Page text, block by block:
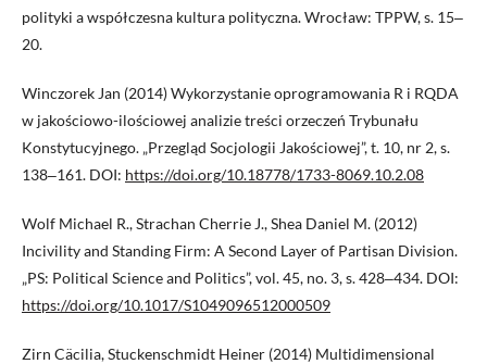
polityki a współczesna kultura polityczna. Wrocław: TPPW, s. 15‒
20.
Winczorek Jan (2014) Wykorzystanie oprogramowania R i RQDA
w jakościowo-ilościowej analizie treści orzeczeń Trybunału
Konstytucyjnego. „Przegląd Socjologii Jakościowej”, t. 10, nr 2, s.
138‒161. DOI: https://doi.org/10.18778/1733-8069.10.2.08
Wolf Michael R., Strachan Cherrie J., Shea Daniel M. (2012)
Incivility and Standing Firm: A Second Layer of Partisan Division.
„PS: Political Science and Politics”, vol. 45, no. 3, s. 428‒434. DOI:
https://doi.org/10.1017/S1049096512000509
Zirn Cäcilia, Stuckenschmidt Heiner (2014) Multidimensional